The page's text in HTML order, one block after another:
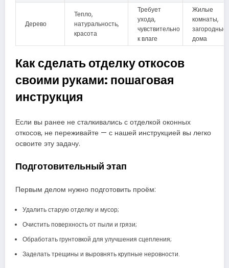
Дерево
Тепло,
натуральность,
красота
Требует
ухода,
чувствительно
к влаге
Жилые
комнаты,
загородные
дома
Как сделать отделку откосов
своими руками: пошаговая
инструкция
Если вы ранее не сталкивались с отделкой оконных
откосов, не переживайте — с нашей инструкцией вы легко
освоите эту задачу.
Подготовительный этап
Первым делом нужно подготовить проём:
Удалить старую отделку и мусор;
Очистить поверхность от пыли и грязи;
Обработать грунтовкой для улучшения сцепления;
Заделать трещины и выровнять крупные неровности.